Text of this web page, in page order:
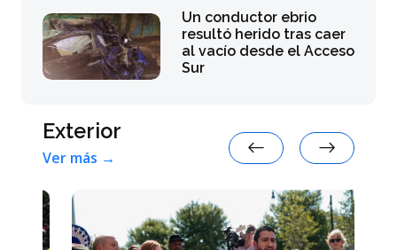
Un conductor ebrio
resultó herido tras caer
al vacío desde el Acceso
Sur
Exterior
Ver más →